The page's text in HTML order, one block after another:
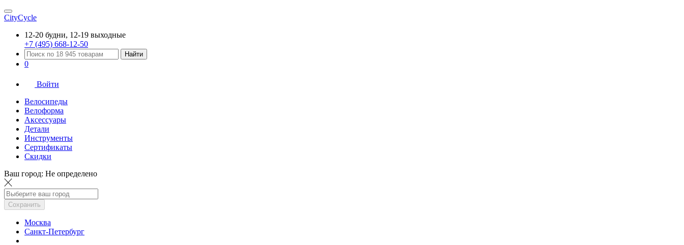
CityCycle
12-20 будни, 12-19 выходные
+7 (495) 668-12-50
Найти
0
Войти
Велосипеды
Велоформа
Аксессуары
Детали
Инструменты
Сертификаты
Скидки
Ваш город: Не определено
Сохранить
Москва
Санкт-Петербург